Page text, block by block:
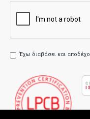
Έχω διαβάσει και